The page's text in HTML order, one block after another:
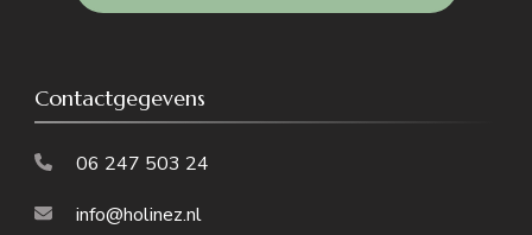
Contactgegevens
06 247 503 24
info@holinez.nl